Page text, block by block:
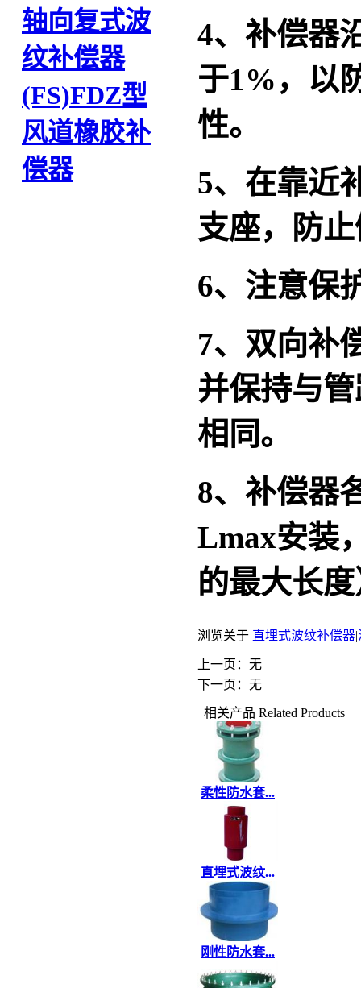
轴向复式波
纹补偿器
(FS)FDZ型
风道橡胶补
偿器
4、补偿器
于1% ，以
性。
5、在靠近
支座，防
6、注意保
7、双向补
并保持与
相同。
8、补偿器
Lmax安装
的最大长
浏览关于 直埋式波纹补偿器|
上一页：无
下一页：无
相关产品 Related Products
柔性防水套...
直埋式波纹...
刚性防水套...